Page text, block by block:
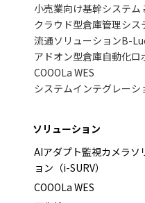
小売業向け基幹システム
クラウド型倉庫管理シス
流通ソリューションB-
アドオン型倉庫自動化
COOOLa WES
システムインテグレーシ
ソリューション
AIアダプト監視カメラソ
ョン（i-SURV）
COOOLa WES